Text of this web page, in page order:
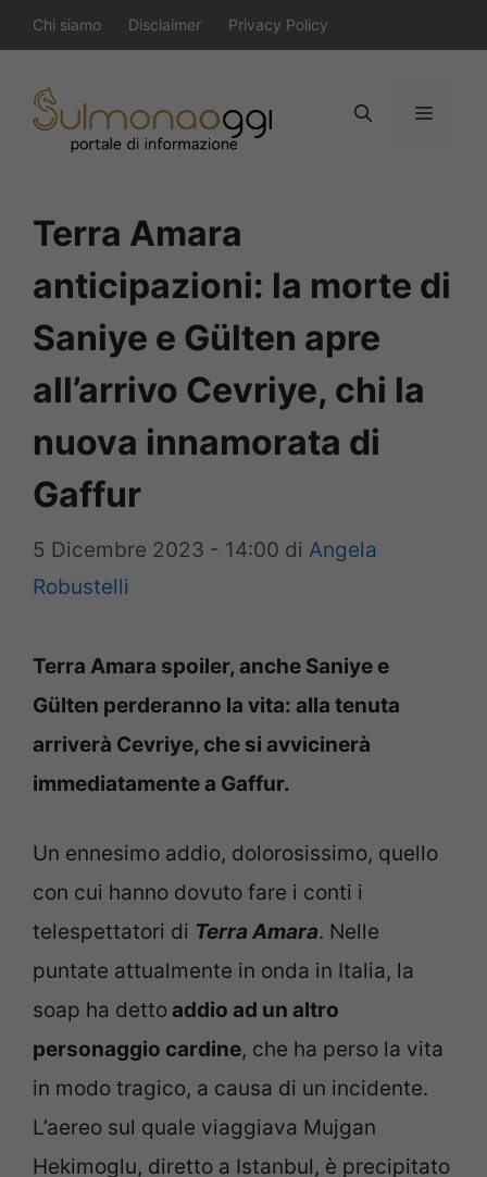
al
contenuto
Chi siamo Disclaimer Privacy Policy
Menu
Terra Amara
anticipazioni: la morte di
Saniye e Gülten apre
all’arrivo Cevriye, chi la
nuova innamorata di
Gaffur
5 Dicembre 2023 - 14:00 di Angela
Robustelli
Terra Amara spoiler, anche Saniye e
Gülten perderanno la vita: alla tenuta
arriverà Cevriye, che si avvicinerà
immediatamente a Gaffur.
Un ennesimo addio, dolorosissimo, quello
con cui hanno dovuto fare i conti i
telespettatori di Terra Amara. Nelle
puntate attualmente in onda in Italia, la
soap ha dettoaddio ad un altro
personaggio cardine, che ha perso la vita
in modo tragico, a causa di un incidente.
L’aereo sul quale viaggiava Mujgan
Hekimoglu, diretto a Istanbul, è precipitato